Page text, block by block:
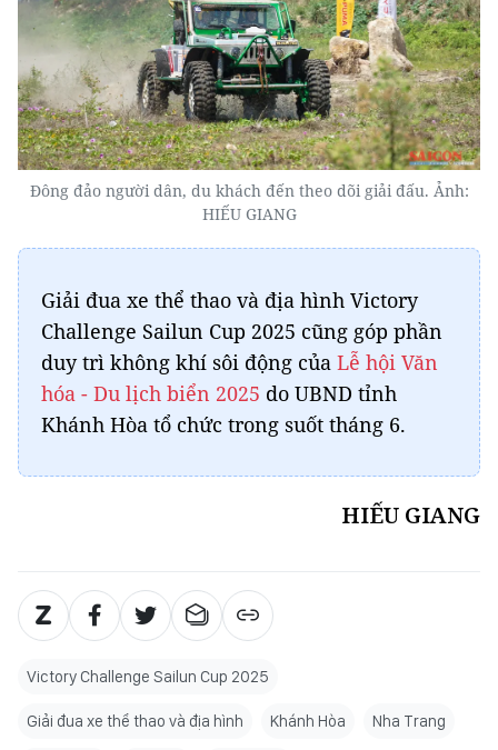
Đông đảo người dân, du khách đến theo dõi giải đấu. Ảnh:
HIẾU GIANG
Giải đua xe thể thao và địa hình Victory
Challenge Sailun Cup 2025 cũng góp phần
duy trì không khí sôi động của Lễ hội Văn
hóa - Du lịch biển 2025 do UBND tỉnh
Khánh Hòa tổ chức trong suốt tháng 6.
HIẾU GIANG
Victory Challenge Sailun Cup 2025
Giải đua xe thể thao và địa hình Khánh Hòa Nha Trang